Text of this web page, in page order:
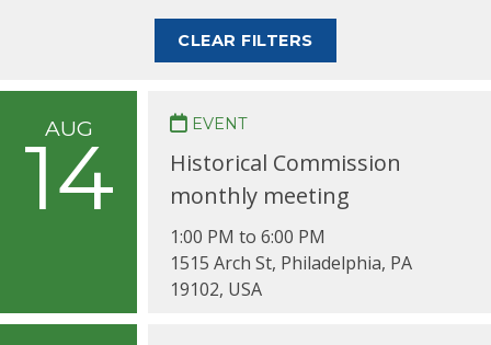
CLEAR FILTERS
AUG
14
EVENT
Historical Commission
monthly meeting
1:00 PM to 6:00 PM
1515 Arch St, Philadelphia, PA
19102, USA